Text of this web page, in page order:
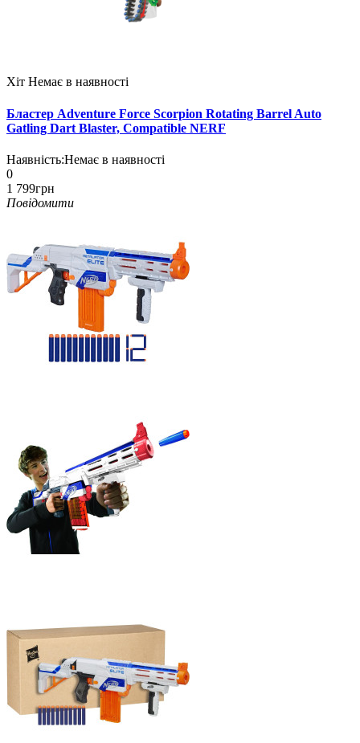
Хіт Немає в наявності
Бластер Adventure Force Scorpion Rotating Barrel Auto
Gatling Dart Blaster, Compatible NERF
Наявність:Немає в наявності
0
1 799грн
Повідомити